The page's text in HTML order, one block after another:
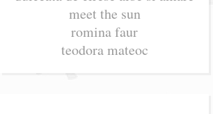
meet the sun
romina faur
teodora mateoc